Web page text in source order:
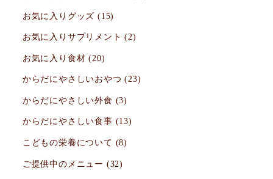
お気に入りグッズ (15)
お気に入りサプリメント (2)
お気に入り食材 (20)
からだにやさしいおやつ (23)
からだにやさしい外食 (3)
からだにやさしい食事 (13)
こどもの栄養について (8)
ご提供中のメニュー (32)